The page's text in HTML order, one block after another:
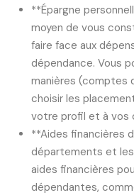
**Épargne
moyen de vous
faire face aux
dépendance. Vous
manières (comptes
choisir les
votre profil et à vos
**Aides financières
départements et
aides financières
dépendantes,